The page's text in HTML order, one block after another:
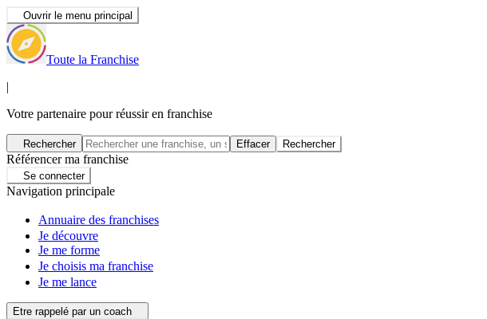
Ouvrir le menu principal
Toute la Franchise
|
Votre partenaire pour réussir en franchise
Rechercher Effacer Rechercher
Référencer ma franchise
Se connecter
Navigation principale
Annuaire des franchises
Je découvre
Je me forme
Je choisis ma franchise
Je me lance
Etre rappelé par un coach